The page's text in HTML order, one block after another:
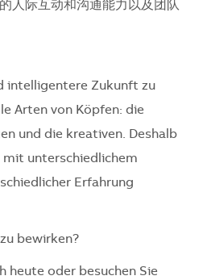
人际互动和沟通能力以及团队
intelligentere Zukunft zu
Arten von Köpfen: die
und die kreativen. Deshalb
mit unterschiedlichem
Erfahrung
bewirken?
heute oder besuchen Sie